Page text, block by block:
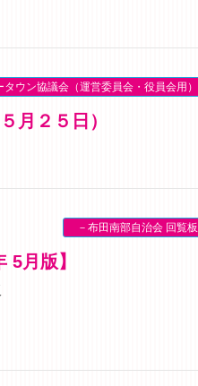
ウン協議会（運営委員会・役員会用）
月２５日）
－布田南部自治会 回覧板
5月版】